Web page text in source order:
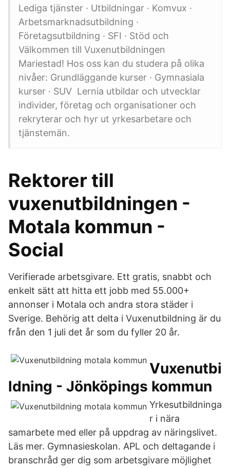
Lediga tjänster · Utbildningar · Komvux ·
Arbetsmarknadsutbildning ·
Företagsutbildning · SFI · Stöd och
Välkommen till Vuxenutbildningen
Mariestad! Hos oss kan du studera på olika
nivåer: Grundläggande kurser · Gymnasiala
kurser · SUV Lernia utbildar och utvecklar
individer, företag och organisationer och
rekryterar och hyr ut yrkesarbetare och
tjänstemän.
Rektorer till
vuxenutbildningen -
Motala kommun -
Social
Verifierade arbetsgivare. Ett gratis, snabbt och
enkelt sätt att hitta ett jobb med 55.000+
annonser i Motala och andra stora städer i
Sverige. Behörig att delta i Vuxenutbildning är du
från den 1 juli det år som du fyller 20 år.
Vuxenutbi
ldning - Jönköpings kommun
Yrkesutbildninga
r i nära
samarbete med eller på uppdrag av näringslivet.
Läs mer. Gymnasieskolan. APL och deltagande i
branschråd ger dig som arbetsgivare möjlighet